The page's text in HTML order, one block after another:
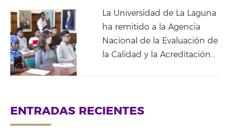
La Universidad de La Laguna
ha remitido a la Agencia
Nacional de la Evaluación de
la Calidad y la Acreditación…
ENTRADAS RECIENTES